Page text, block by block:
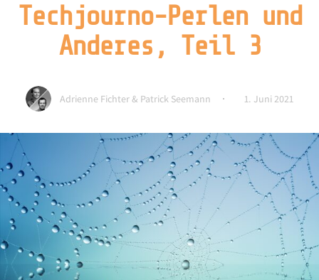
Techjourno-Perlen und
Anderes, Teil 3
Adrienne Fichter & Patrick Seemann 1. Juni 2021